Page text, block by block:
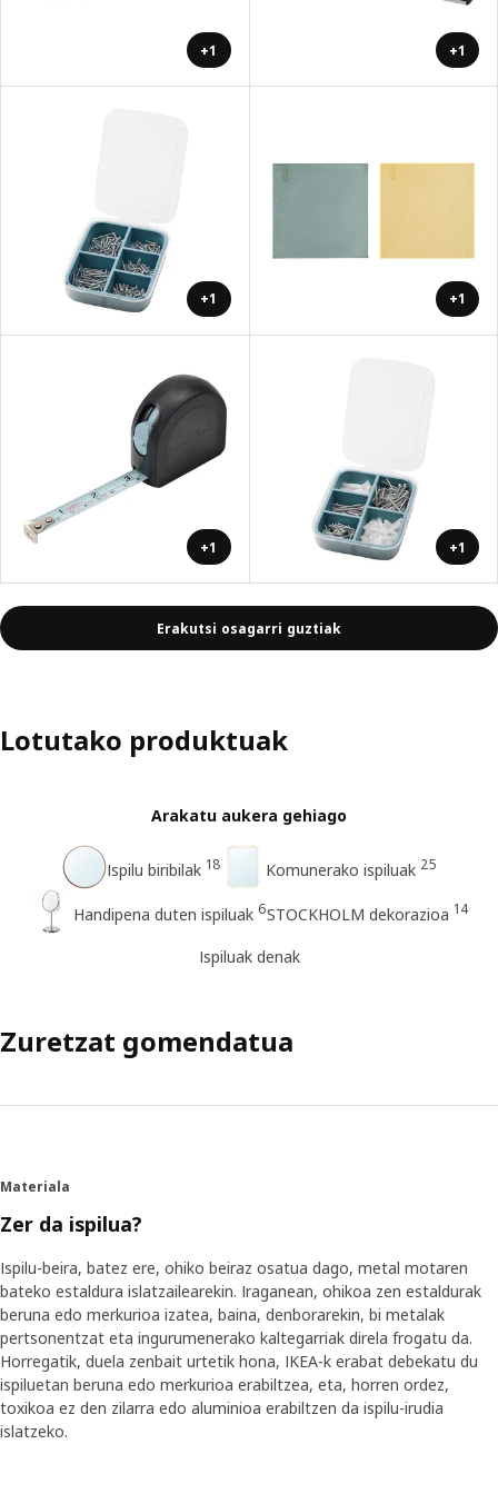
+1 +1
+1 +1
+1 +1
Erakutsi osagarri guztiak
Lotutako produktuak
Arakatu aukera gehiago
Ispilu biribilak 18 Komunerako ispiluak 25
Handipena duten ispiluak 6STOCKHOLM dekorazioa 14
Ispiluak denak
Zuretzat gomendatua
Materiala
Zer da ispilua?
Ispilu-beira, batez ere, ohiko beiraz osatua dago, metal motaren
bateko estaldura islatzailearekin. Iraganean, ohikoa zen estaldurak
beruna edo merkurioa izatea, baina, denborarekin, bi metalak
pertsonentzat eta ingurumenerako kaltegarriak direla frogatu da.
Horregatik, duela zenbait urtetik hona, IKEA-k erabat debekatu du
ispiluetan beruna edo merkurioa erabiltzea, eta, horren ordez,
toxikoa ez den zilarra edo aluminioa erabiltzen da ispilu-irudia
islatzeko.